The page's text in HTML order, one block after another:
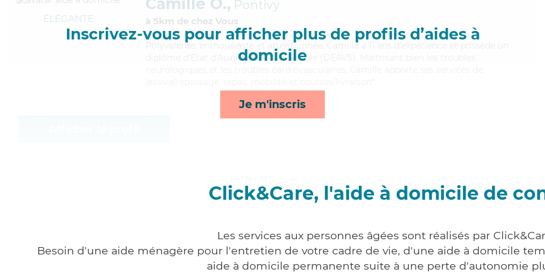
Inscrivez-vous pour afficher plus de profils d’aides à
domicile
Je m'inscris
ÉLÉGANTE
Camille O., Pontivy
à 5km de chez Vous
Polyvalente
, enthousiaste et attentionnée, Camille a 11 ans d'expérience et possède un
diplôme d'État d'Auxiliaire de Vie Sociale (DEAVS). Maitrisant bien les troubles
Click&Care, l'aide à domicile de
Les services aux personnes âgées sont réalisés par
Besoin d'une aide ménagère pour l'entretien de votre cadre de vie, d'une aide à domicile
aide à domicile permanente suite à une perte d'autonomie